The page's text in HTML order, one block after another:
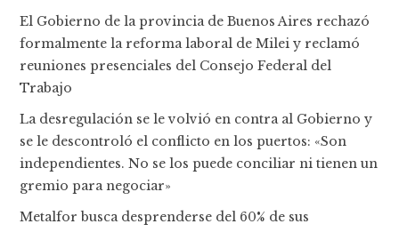
El Gobierno de la provincia de Buenos Aires rechazó
formalmente la reforma laboral de Milei y reclamó
reuniones presenciales del Consejo Federal del
Trabajo
La desregulación se le volvió en contra al Gobierno y
se le descontroló el conflicto en los puertos: «Son
independientes. No se los puede conciliar ni tienen un
gremio para negociar»
Metalfor busca desprenderse del 60% de sus